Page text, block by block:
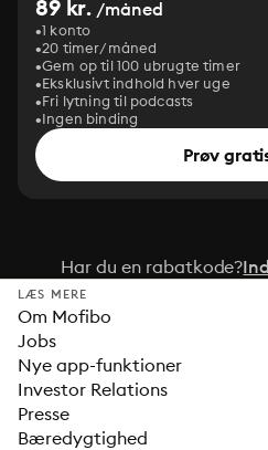
89 kr. /måned
1 konto
20 timer/måned
Gem op til 100 ubrugte timer
Eksklusivt indhold hver uge
Fri lytning til podcasts
Ingen binding
Prøv
Har du en rabatkode?
LÆS MERE
Om Mofibo
Jobs
Nye app-funktioner
Investor Relations
Presse
Bæredygtighed